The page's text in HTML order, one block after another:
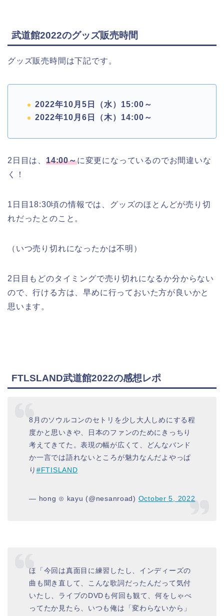
武道館2022のグッズ販売時間
グッズ販売時間は下記です。
2022年10月5日（水）15:00～
2022年10月6日（木）14:00～
2日目は、 14:00～に変更になっているのでお間違いな
く！
1日目18:30頃の情報では、グッズのほとんどが売り切
れだったとのこと。
（いつ売り切れになったかは不明）
2日目もどのタイミングで売り切れになるか分からない
ので、行ける方は、早めに行っておいた方が良いかと
思います。
FTLSLAND武道館2022の感想レポ
8月のソウルコンのセトリを少し大人しめにする程
度かと思いきや、日本のファンのためにきっちり
考えてきてた。表現の幅が広くて、どんなバンド
か一言では語れないところが魅力なんだよやっぱ
り #FTISLAND
— hong ⊙ kayu (@nesanroad) October 5, 2022
ほ「今回は真面目に練習したし、インディーズの
曲も聞き直して、こんな歌詞だったんだって気付
いたし、ライブのDVDも何回も観て、何をしゃべ
ってたか見たら、いつも俺は「変わらないから」